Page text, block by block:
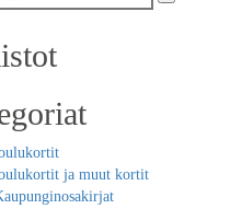
ja muut kortit